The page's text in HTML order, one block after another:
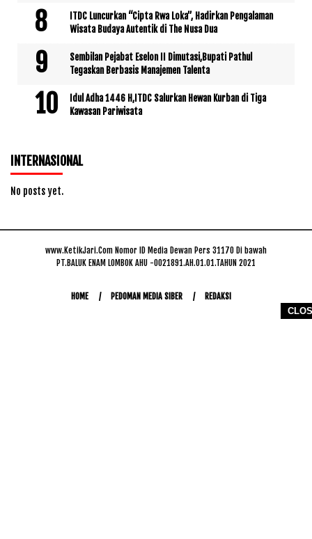
ITDC Luncurkan “Cipta Rwa Loka”, Hadirkan Pengalaman
Wisata Budaya Autentik di The Nusa Dua
Sembilan Pejabat Eselon II Dimutasi,Bupati Pathul
Tegaskan Berbasis Manajemen Talenta
Idul Adha 1446 H,ITDC Salurkan Hewan Kurban di Tiga
Kawasan Pariwisata
INTERNASIONAL
No posts yet.
www.KetikJari.Com Nomor ID Media Dewan Pers 31170 Di bawah
PT.BALUK ENAM LOMBOK AHU -0021891.AH.01.01.TAHUN 2021
HOME PEDOMAN MEDIA SIBER REDAKSI